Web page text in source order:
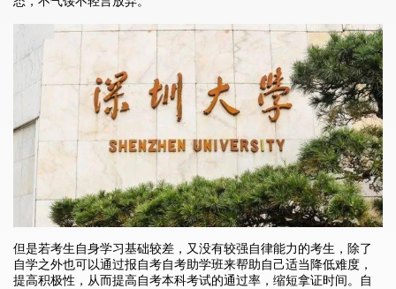
但是若考生自身学习基础较差，又没有较强自律能力的考生，除了
自学之外也可以通过报自考自考助学班来帮助自己适当降低难度，
提高积极性，从而提高自考本科考试的通过率，缩短拿证时间。自